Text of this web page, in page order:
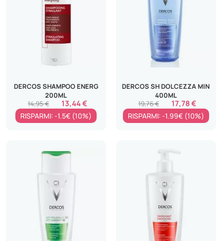
DERCOS SHAMPOO ENERG
200ML
13,44 €
14,95 €
RISPARMI: -1.5€ (10%)
DERCOS SH DOLCEZZA MIN
400ML
17,78 €
19,76 €
RISPARMI: -1.99€ (10%)